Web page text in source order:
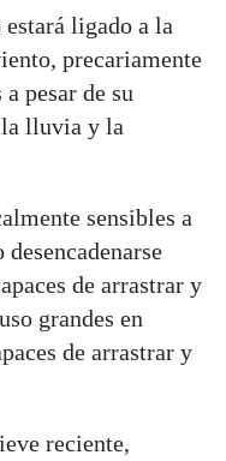
ligado a la
precariamente
pesar de su
lluvia y la
sensibles a
de arrastrar y
grandes en
de arrastrar y
reciente,